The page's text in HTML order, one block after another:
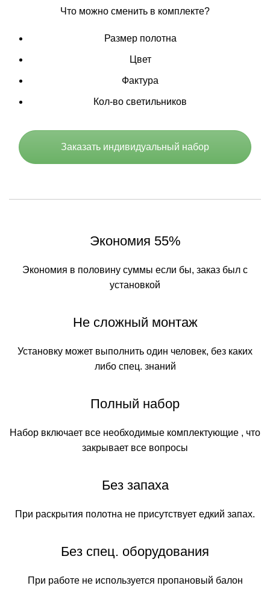
Что можно сменить в комплекте?
Размер полотна
Цвет
Фактура
Кол-во светильников
Заказать индивидуальный набор
Экономия 55%
Экономия в половину суммы если бы, заказ был с
установкой
Не сложный монтаж
Установку может выполнить один человек, без каких
либо спец. знаний
Полный набор
Набор включает все необходимые комплектующие , что
закрывает все вопросы
Без запаха
При раскрытия полотна не присутствует едкий запах.
Без спец. оборудования
При работе не используется пропановый балон